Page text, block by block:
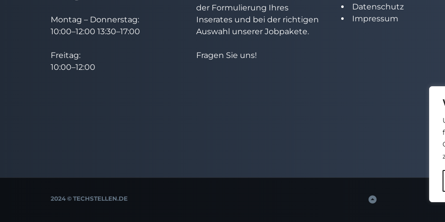
Montag – Donnerstag:
10:00–12:00 13:30–17:00
Freitag:
10:00–12:00
der Formulierung Ihres
Inserates und bei der richtigen
Auswahl unserer Jobpakete.
Fragen Sie uns!
Datenschutz
Impressum
2024 © TECHSTELLEN.DE
Back